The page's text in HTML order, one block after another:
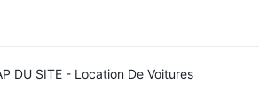
DU SITE - Location De Voitures